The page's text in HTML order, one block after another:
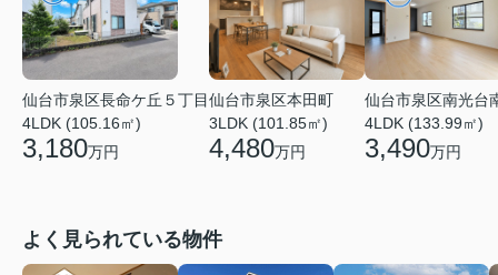
仙台市泉区長命ケ丘５丁目
4LDK (105.16㎡)
3,180万円
仙台市泉区本田町
3LDK (101.85㎡)
4,480万円
仙台市泉区南光台
4LDK (133.99㎡)
3,490万円
よく見られている物件